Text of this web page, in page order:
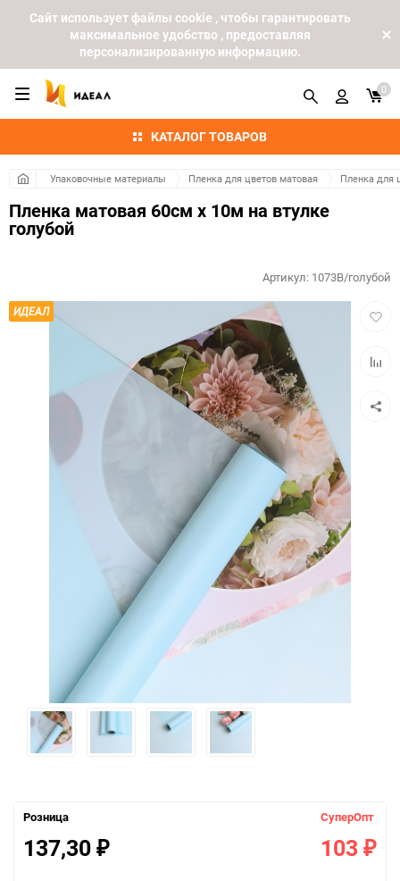
Cайт использует файлы cookie , чтобы гарантировать
максимальное удобство , предоставляя
персонализированную информацию.
КАТАЛОГ ТОВАРОВ
0
Упаковочные материалы Пленка для цветов матовая Пленка для
Пленка матовая 60см х 10м на втулке
голубой
ИДЕАЛ
Артикул: 1073В/голубой
Розница
137,30 ₽
СуперОпт
103 ₽